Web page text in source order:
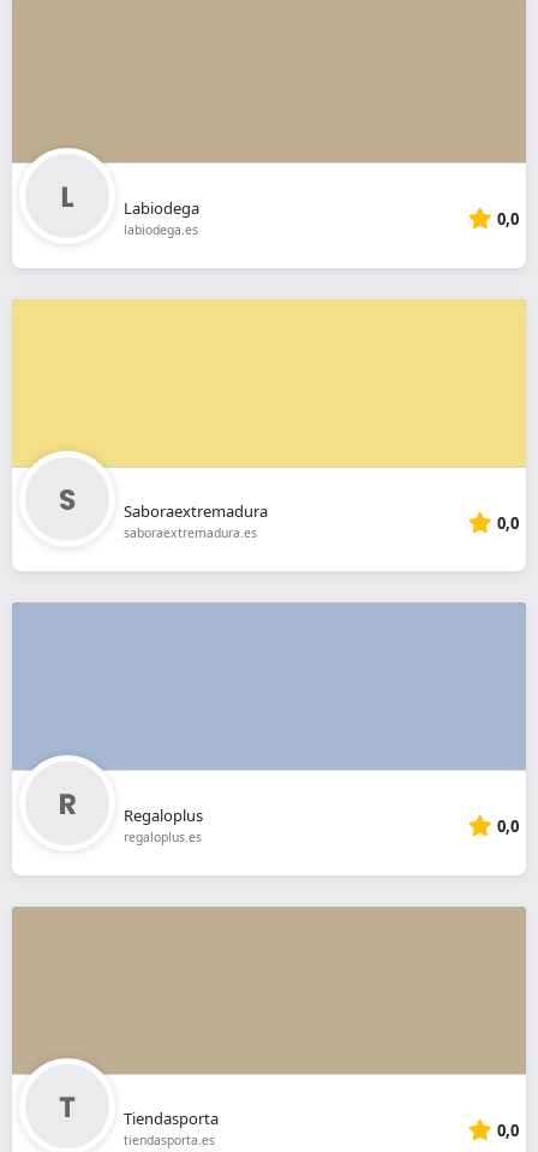
Labiodega
labiodega.es 0,0
Saboraextremadura
saboraextremadura.es 0,0
Regaloplus
regaloplus.es 0,0
Tiendasporta
tiendasporta.es 0,0